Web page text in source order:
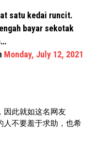
satu kedai runcit.
bayar sekotak
Monday, July 12, 2021
因此就如这名网友
人不要羞于求助，也希